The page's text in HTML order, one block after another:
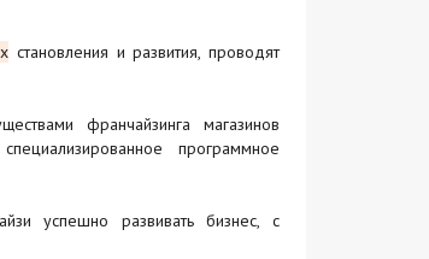
становления и развития, проводят
франчайзинга магазинов
программное
успешно развивать бизнес, с